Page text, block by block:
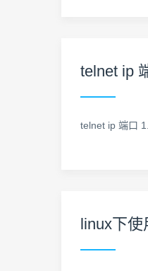
telnet ip
telnet ip 端口
linux下使